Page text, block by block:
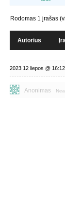
Rodomas 1 įrašas
Autorius
2023 12 liepos @ 16:12
Anonimas